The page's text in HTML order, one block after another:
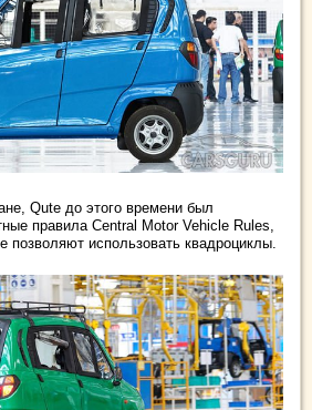
Qute до этого времени был
правила Central Motor Vehicle Rules,
позволяют использовать квадроциклы.